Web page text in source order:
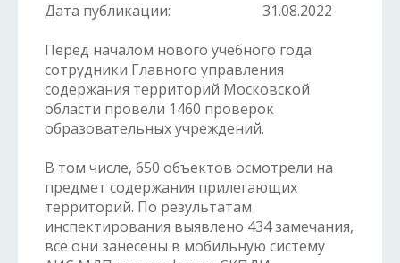
Дата публикации:
31.08.2022
Перед началом нового учебного года
сотрудники Главного управления
содержания территорий Московской
области провели 1460 проверок
образовательных учреждений.
В том числе, 650 объектов осмотрели на
предмет содержания прилегающих
территорий. По результатам
инспектирования выявлено 434 замечания,
все они занесены в мобильную систему